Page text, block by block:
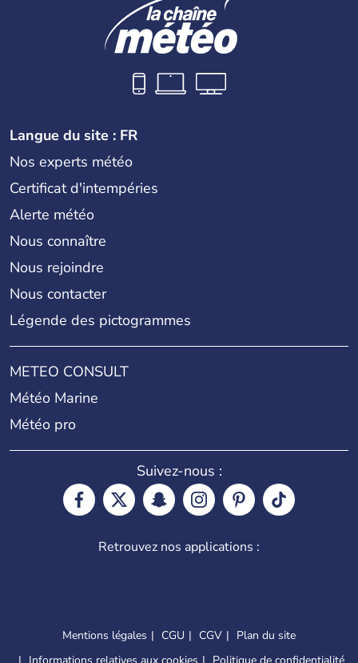
Langue du site : FR
Nos experts météo
Certificat d'intempéries
Alerte météo
Nous connaître
Nous rejoindre
Nous contacter
Légende des pictogrammes
METEO CONSULT
Météo Marine
Météo pro
Suivez-nous :
Retrouvez nos applications :
Mentions légales CGU CGV
Plan du site